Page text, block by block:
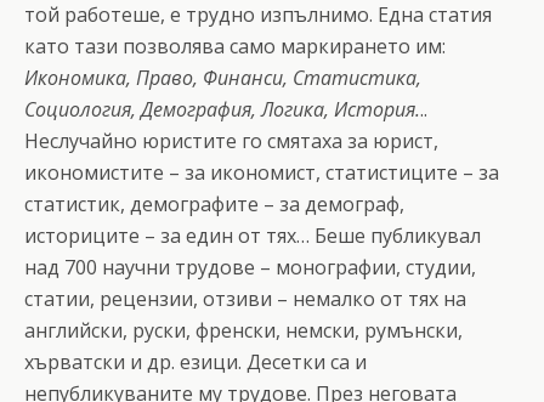
той работеше, е трудно изпълнимо. Една статия
като тази позволява само маркирането им:
Икономика, Право, Финанси, Статистика,
Социология, Демография, Логика, История...
Неслучайно юристите го смятаха за юрист,
икономистите – за икономист, статистиците – за
статистик, демографите – за демограф,
историците – за един от тях… Беше публикувал
над 700 научни трудове – монографии, студии,
статии, рецензии, отзиви – немалко от тях на
английски, руски, френски, немски, румънски,
хърватски и др. езици. Десетки са и
непубликуваните му трудове. През неговата